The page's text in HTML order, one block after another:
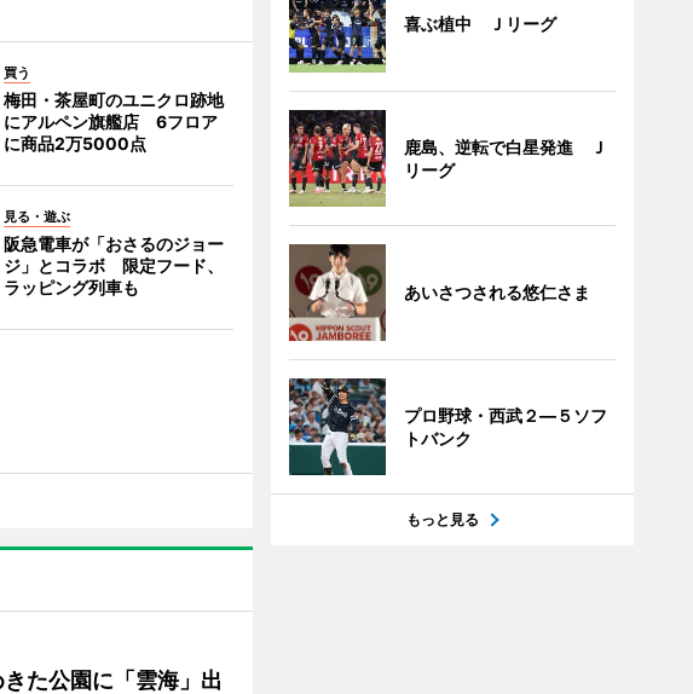
買う
梅田・茶屋町のユニクロ跡地
にアルペン旗艦店 6フロア
に商品2万5000点
見る・遊ぶ
阪急電車が「おさるのジョー
ジ」とコラボ 限定フード、
ラッピング列車も
た公園に「雲海」出
喜ぶ植中 Ｊリーグ
鹿島、逆転で白星発進 Ｊ
リーグ
あいさつされる悠仁さま
プロ野球・西武２―５ソフ
トバンク
もっと見る